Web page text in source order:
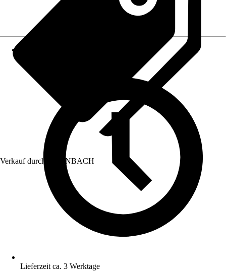
Verkauf durch: HORNBACH
Lieferzeit ca. 3 Werktage